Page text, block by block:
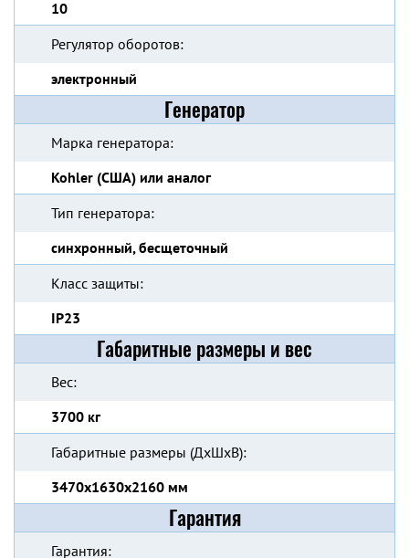
10
Регулятор оборотов:
электронный
Генератор
Марка генератора:
Kohler (США) или аналог
Тип генератора:
синхронный, бесщеточный
Класс защиты:
IP23
Габаритные размеры и вес
Вес:
3700 кг
Габаритные размеры (ДхШхВ):
3470x1630x2160 мм
Гарантия
Гарантия: